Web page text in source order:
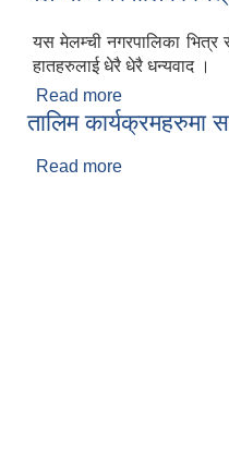
यस मेलम्ची नगरपालिका भित्र
हातहरुलाई धेरै धेरै धन्यवाद ।
Read more
तालिम कार्यक्रमहरुमा
Read more